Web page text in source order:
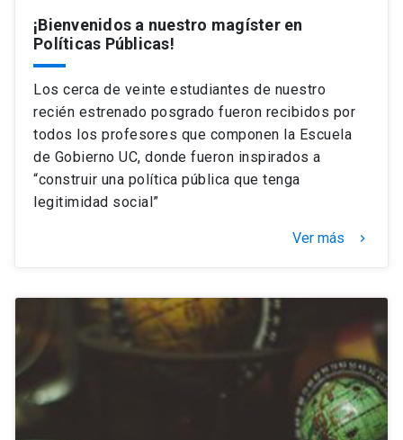
¡Bienvenidos a nuestro magíster en
Políticas Públicas!
Los cerca de veinte estudiantes de nuestro
recién estrenado posgrado fueron recibidos por
todos los profesores que componen la Escuela
de Gobierno UC, donde fueron inspirados a
“construir una política pública que tenga
legitimidad social”
Ver más keyboard_arrow_right